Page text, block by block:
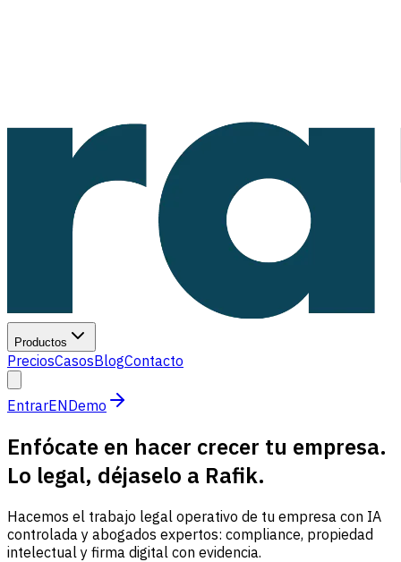
Productos
PreciosCasosBlogContacto
EntrarENDemo
Enfócate en hacer crecer tu empresa.
Lo legal, déjaselo a Rafik.
Hacemos el trabajo legal operativo de tu empresa con IA
controlada y abogados expertos: compliance, propiedad
intelectual y firma digital con evidencia.